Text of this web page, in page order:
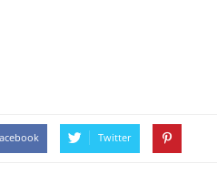
Twitter